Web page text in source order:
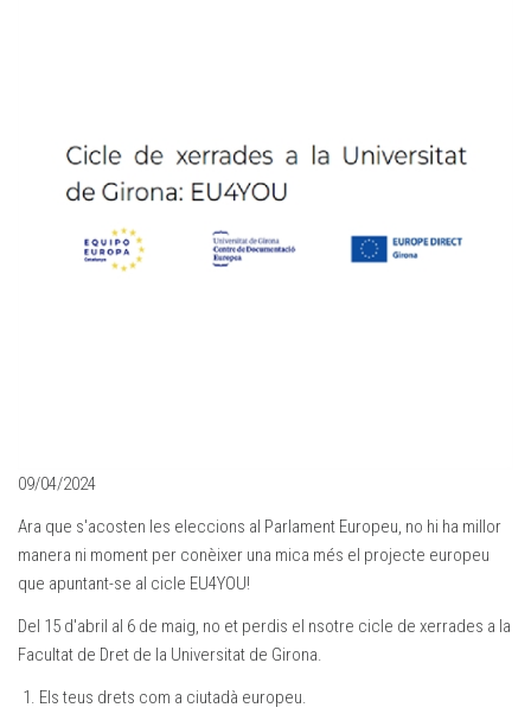
09/04/2024
Ara que s'acosten les eleccions al Parlament Europeu, no hi ha millor
manera ni moment per conèixer una mica més el projecte europeu
que apuntant-se al cicle EU4YOU!
Del 15 d'abril al 6 de maig, no et perdis el nsotre cicle de xerrades a la
Facultat de Dret de la Universitat de Girona.
Els teus drets com a ciutadà europeu.